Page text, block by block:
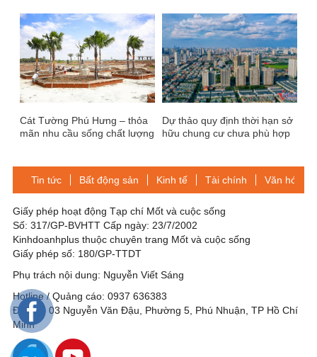
công
Cát Tường Phú Hưng – thỏa
mãn nhu cầu sống chất lượng
Dự thảo quy định thời hạn sở
hữu chung cư chưa phù hợp
Tin tức Bất động sản Kinh tế Tài chính Văn hóa-
Giấy phép hoạt động Tạp chí Mốt và cuộc sống
Số: 317/GP-BVHTT Cấp ngày: 23/7/2002
Kinhdoanhplus thuộc chuyên trang Mốt và cuộc sống
Giấy phép số: 180/GP-TTDT
Phụ trách nội dung: Nguyễn Viết Sáng
Hotline / Quảng cáo: 0937 636383
Địa chỉ: 03 Nguyễn Văn Đậu, Phường 5, Phú Nhuận, TP Hồ Chí
Minh